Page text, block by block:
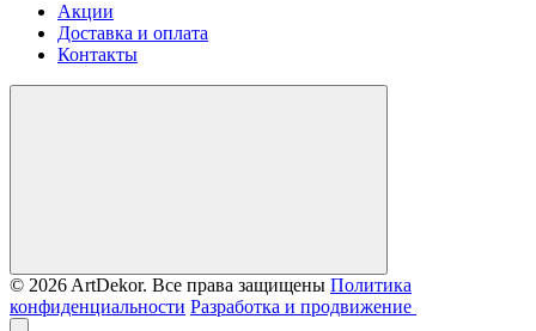
Акции
Доставка и оплата
Контакты
© 2026 ArtDekor. Все права защищены Политика
конфиденциальности Разработка и продвижение